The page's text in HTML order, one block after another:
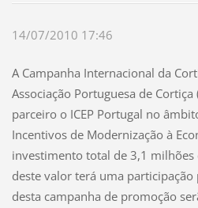
14/07/2010 17:46
A Campanha Internacional da
Associação Portuguesa de Cortiça
parceiro o ICEP Portugal no
Incentivos de Modernização à
investimento total de 3,1 milhões
deste valor terá uma participação
desta campanha de promoção